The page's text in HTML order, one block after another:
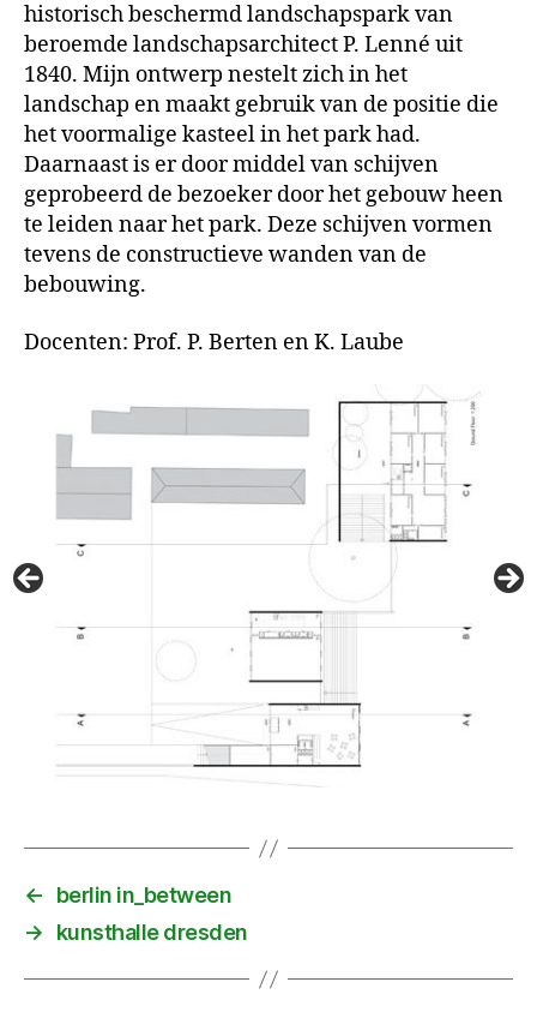
historisch beschermd landschapspark van
beroemde landschapsarchitect P. Lenné uit
1840. Mijn ontwerp nestelt zich in het
landschap en maakt gebruik van de positie die
het voormalige kasteel in het park had.
Daarnaast is er door middel van schijven
geprobeerd de bezoeker door het gebouw heen
te leiden naar het park. Deze schijven vormen
tevens de constructieve wanden van de
bebouwing.
Docenten: Prof. P. Berten en K. Laube
←
berlin in_between
→
kunsthalle dresden